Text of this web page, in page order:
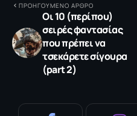
ΠΡΟΗΓΟΥΜΕΝΟ ΑΡΘΡΟ
Oι 10 (περίπου)
σειρές φαντασίας
που πρέπει να
τσεκάρετε σίγουρα
(part 2)